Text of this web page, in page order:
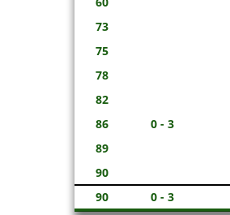
73
75
78
82
86
0 - 3
89
90
90
0 - 3